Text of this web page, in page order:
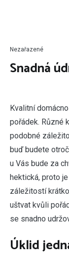
Nezařazené
Snadná
Kvalitní
pořádek. Různé
podobné
buď budete
u Vás bude za
hektická, proto
záležitostí
uštvat kvůli
se snadno
Úklid